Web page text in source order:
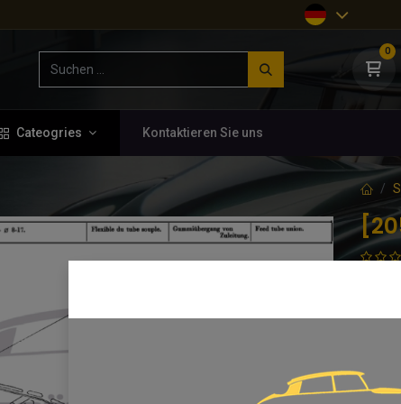
0
Cateogries Kontaktieren Sie uns
Nur 4